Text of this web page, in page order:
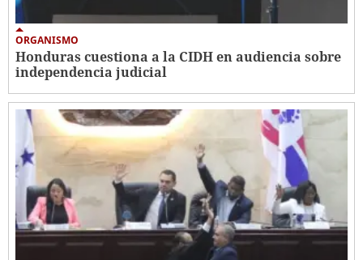
ORGANISMO
Honduras cuestiona a la CIDH en audiencia sobre
independencia judicial